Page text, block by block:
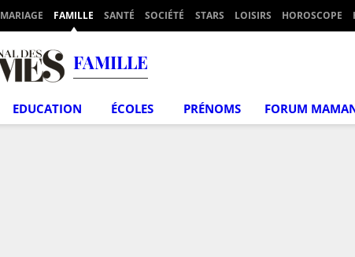
MARIAGE FAMILLE SANTÉ SOCIÉTÉ STARS LOISIRS HOROSCOPE
FAMILLE
EDUCATION ÉCOLES PRÉNOMS FORUM